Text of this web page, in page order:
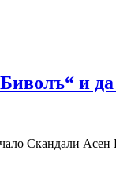
и
Скандали Асен